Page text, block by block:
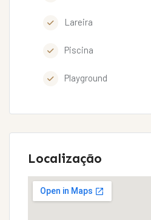
Lareira
Piscina
Playground
Localização